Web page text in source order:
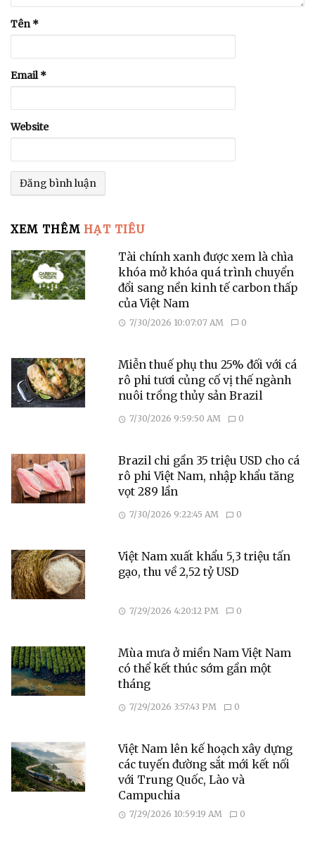
Tên*
Email*
Website
XEM THÊMHẠT TIÊU
Tài chính xanh được xem là chìa
khóa mở khóa quá trình chuyển
đổi sang nền kinh tế carbon thấp
của Việt Nam
7/30/2026 10:07:07 AM 0
Miễn thuế phụ thu 25% đối với cá
rô phi tươi củng cố vị thế ngành
nuôi trồng thủy sản Brazil
7/30/2026 9:59:50 AM 0
Brazil chi gần 35 triệu USD cho cá
rô phi Việt Nam, nhập khẩu tăng
vọt 289 lần
7/30/2026 9:22:45 AM 0
Việt Nam xuất khẩu 5,3 triệu tấn
gạo, thu về 2,52 tỷ USD
7/29/2026 4:20:12 PM 0
Mùa mưa ở miền Nam Việt Nam
có thể kết thúc sớm gần một
tháng
7/29/2026 3:57:43 PM 0
Việt Nam lên kế hoạch xây dựng
các tuyến đường sắt mới kết nối
với Trung Quốc, Lào và
Campuchia
7/29/2026 10:59:19 AM 0